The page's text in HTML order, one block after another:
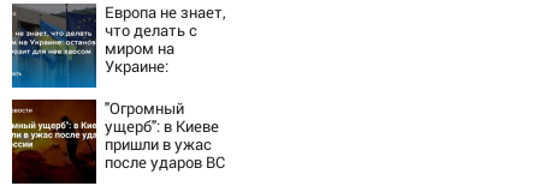
Европа не знает,
что делать с
миром на
Украине:
грозит для нее
хаосом
"Огромный
ущерб": в Киеве
пришли в ужас
после ударов ВС